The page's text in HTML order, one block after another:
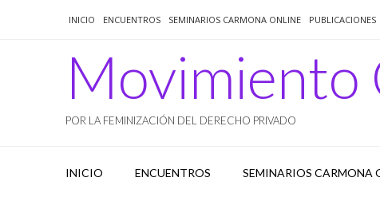
INICIO ENCUENTROS SEMINARIOS CARMONA ONLINE PUBLICACIONES
Movimiento
POR LA FEMINIZACIÓN DEL DERECHO PRIVADO
INICIO ENCUENTROS SEMINARIOS CARMONA